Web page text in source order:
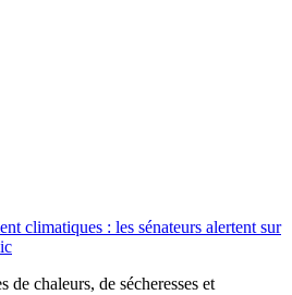
climatiques : les sénateurs alertent sur
chaleurs, de sécheresses et